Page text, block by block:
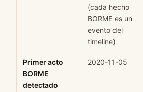
(cada hecho
BORME es un
evento del
timeline)
Primer acto
BORME
detectado
2020-11-05